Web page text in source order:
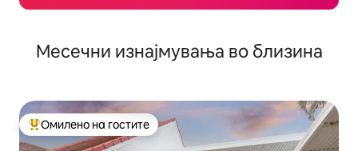
Месечни изнајмувања во близина
Меѓу најуспешните „Омилени на гостите“
Омилено на гостите